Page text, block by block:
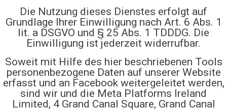
Die Nutzung dieses Dienstes erfolgt auf
Grundlage Ihrer Einwilligung nach Art. 6 Abs. 1
lit. a DSGVO und § 25 Abs. 1 TDDDG. Die
Einwilligung ist jederzeit widerrufbar.
Soweit mit Hilfe des hier beschriebenen Tools
personenbezogene Daten auf unserer Website
erfasst und an Facebook weitergeleitet werden,
sind wir und die Meta Platforms Ireland
Limited, 4 Grand Canal Square, Grand Canal